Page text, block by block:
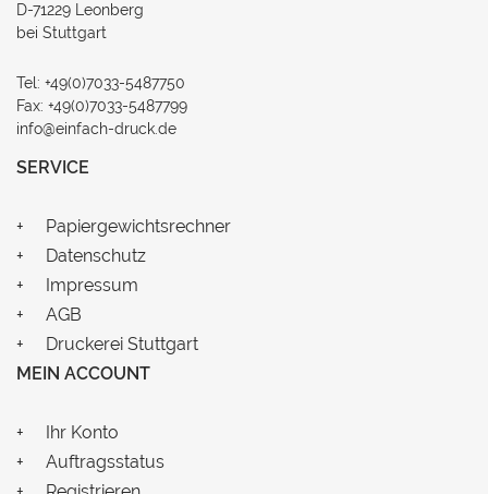
D-71229 Leonberg
bei Stuttgart
Tel: +49(0)7033-5487750
Fax: +49(0)7033-5487799
info@einfach-druck.de
SERVICE
Papiergewichtsrechner
Datenschutz
Impressum
AGB
Druckerei Stuttgart
MEIN ACCOUNT
Ihr Konto
Auftragsstatus